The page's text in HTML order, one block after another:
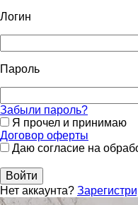
Логин
Пароль
Забыли пароль?
Я прочел и принимаю
Договор оферты
Даю согласие на
Войти
Нет аккаунта?